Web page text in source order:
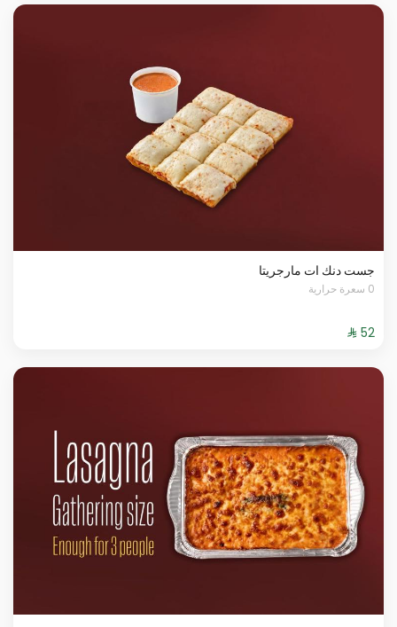
جست دنك ات مارجريتا
0 سعرة حرارية